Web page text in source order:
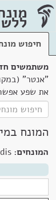
חיפוש
משתמשים
"אנטר"
את שפע
המונח
המונחים: